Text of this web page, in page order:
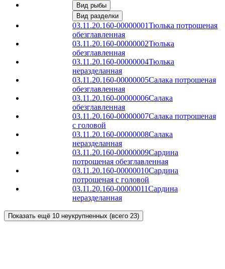
Вид рыбы
Вид разделки
03.11.20.160-00000001Тюлька потрошеная
обезглавленная
03.11.20.160-00000002Тюлька
обезглавленная
03.11.20.160-00000004Тюлька
неразделанная
03.11.20.160-00000005Салака потрошеная
обезглавленная
03.11.20.160-00000006Салака
обезглавленная
03.11.20.160-00000007Салака потрошеная
с головой
03.11.20.160-00000008Салака
неразделанная
03.11.20.160-00000009Сардина
потрошеная обезглавленная
03.11.20.160-00000010Сардина
потрошеная с головой
03.11.20.160-00000011Сардина
неразделанная
Показать ещё 10 неукрупненных (всего 23)